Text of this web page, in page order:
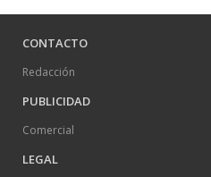
CONTACTO
Redacción
PUBLICIDAD
Comercial
LEGAL